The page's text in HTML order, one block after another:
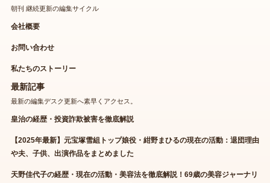
朝刊 継続更新の編集サイクル
会社概要
お問い合わせ
私たちのストーリー
最新記事
最新の編集デスク更新へ素早くアクセス。
皇治の経歴・投資詐欺被害を徹底解説
【2025年最新】元宝塚雪組トップ娘役・紺野まひるの現在の活動：退団理由
や夫、子供、出演作品をまとめました
天野佳代子の経歴・現在の活動・美容法を徹底解説！69歳の美容ジャーナリ